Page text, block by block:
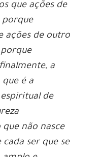
que ações de
porque
ações de outro
a
é a
de
não nasce
ser que se